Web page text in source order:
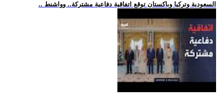
.. السعودية وتركيا وباكستان توقع اتفاقية دفاعية مشتركة.. وواشنط